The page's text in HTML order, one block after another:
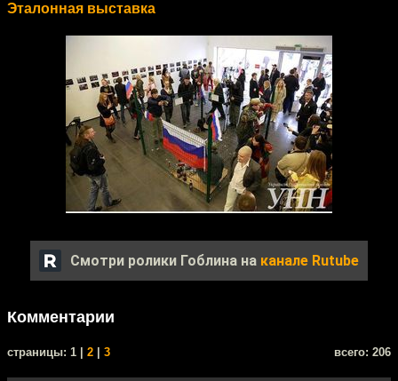
Эталонная выставка
Смотри ролики Гоблина на канале Rutube
Комментарии
cтраницы: 1 | 2 3 всего: 206